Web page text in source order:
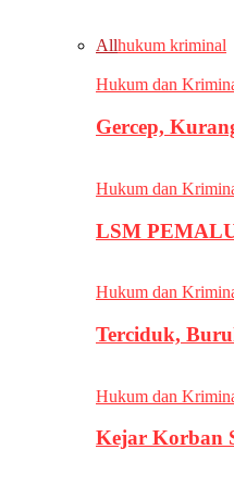
Allhukum kriminal
Hukum dan
Gercep,
Hukum dan
LSM
Hukum dan
Terciduk,
Hukum dan
Kejar Korban